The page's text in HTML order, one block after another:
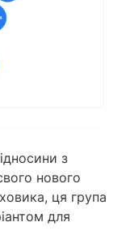
з
нового
ця група
для